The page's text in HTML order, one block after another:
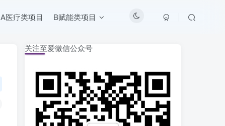
A医疗类项目 B赋能类项目
关注至爱微信公众号